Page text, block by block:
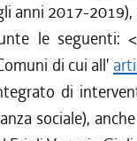
anni 2017-
le seguenti:
di cui all'
di
sociale),